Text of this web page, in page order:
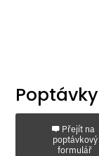
Poptávky
Přejít na
poptávkový
formulář